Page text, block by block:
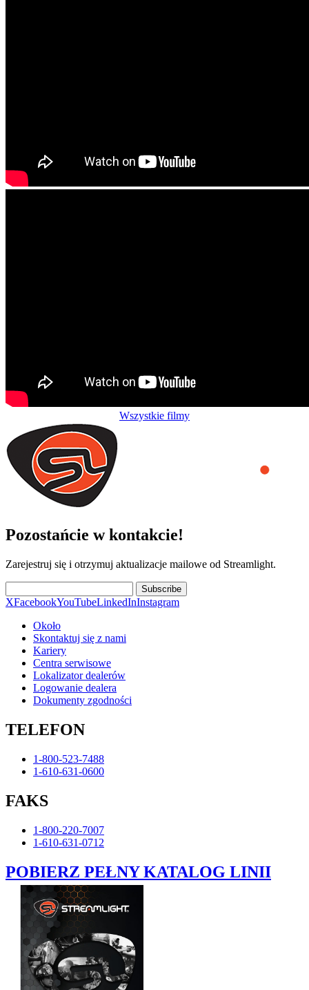
Wszystkie filmy
Pozostańcie w kontakcie!
Zarejestruj się i otrzymuj aktualizacje mailowe od Streamlight.
Subscribe
XFacebookYouTubeLinkedInInstagram
Około
Skontaktuj się z nami
Kariery
Centra serwisowe
Lokalizator dealerów
Logowanie dealera
Dokumenty zgodności
TELEFON
1-800-523-7488
1-610-631-0600
FAKS
1-800-220-7007
1-610-631-0712
POBIERZ PEŁNY KATALOG LINII